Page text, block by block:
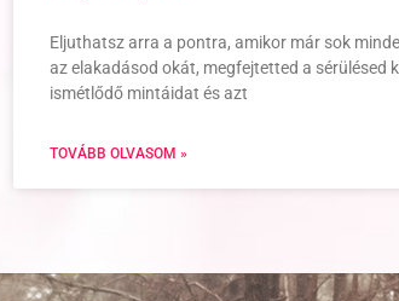
Eljuthatsz arra a pontra, amikor már sok
az elakadásod okát, megfejtetted a
ismétlődő mintáidat és azt
TOVÁBB OLVASOM »